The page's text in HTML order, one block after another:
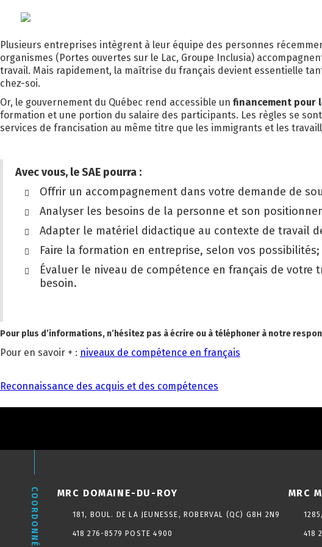
NOS
FRANCISATION EN
Plusieurs entreprises intègrent à leur équipe des personnes
organismes (Portes ouvertes sur le Lac, Groupe Inclusia)
travail. Mais rapidement, la maîtrise du français devient essentielle
chez-soi.
Or, le gouvernement du Québec rend accessible un financement pour
formation et une portion du salaire des participants. Les règles se
services de francisation au même titre que les immigrants et les
Avec vous, le SAE pourra :
Offrir un accompagnement dans votre demande de
Analyser les besoins de la personne et son
Adapter le matériel didactique au contexte de travail
Faire la formation en entreprise, selon vos possibilités;
Évaluer le niveau de compétence en français de
besoin.
Pour plus d’informations, n’hésitez pas à écrire ou à téléphoner à notre
Pour en savoir + : niveaux de compétence en français
NAVIGATION
DE
Reconnaissance des acquis et des compétences
MRC DOMAINE-DU-ROY
181, BOUL. DE LA JEUNESSE, ROBERVAL (QC) G8H 2N9
418 276-8579 POSTE 4900
MRC
418
COORDONNÉES